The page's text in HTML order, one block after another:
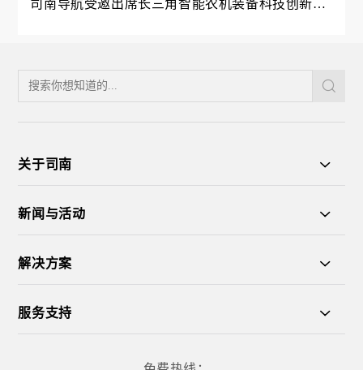
司南导航受邀出席长三角智能农机装备科技创新联
关于司南
新闻与活动
解决方案
服务支持